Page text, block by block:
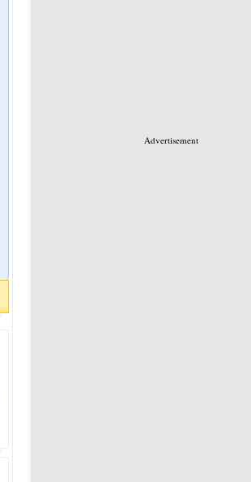
Advertisement